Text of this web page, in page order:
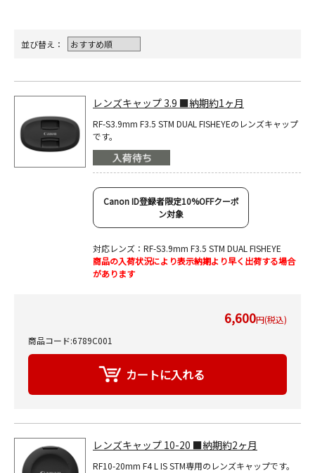
並び替え：
レンズキャップ 3.9 ■納期約1ヶ月
RF-S3.9mm F3.5 STM DUAL FISHEYEのレンズキャップ
です。
Canon ID登録者限定10%OFFクーポ
ン対象
対応レンズ：RF-S3.9mm F3.5 STM DUAL FISHEYE
商品の入荷状況により表示納期より早く出荷する場合
があります
6,600円(税込)
商品コード:6789C001
レンズキャップ 10-20 ■納期約2ヶ月
RF10-20mm F4 L IS STM専用のレンズキャップです。